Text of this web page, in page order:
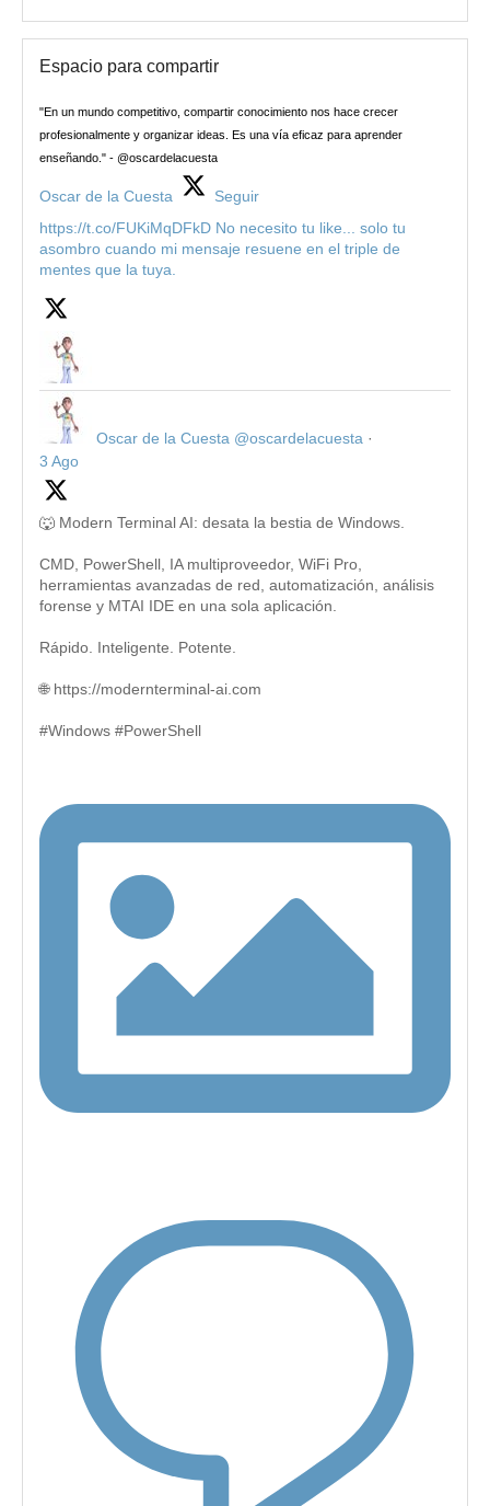
Espacio para compartir
"En un mundo competitivo, compartir conocimiento nos hace crecer
profesionalmente y organizar ideas. Es una vía eficaz para aprender
enseñando." - @oscardelacuesta
Oscar de la Cuesta
Seguir
https://t.co/FUKiMqDFkD No necesito tu like... solo tu
asombro cuando mi mensaje resuene en el triple de
mentes que la tuya.
Oscar de la Cuesta @oscardelacuesta ·
3 Ago
🐺 Modern Terminal AI: desata la bestia de Windows.
CMD, PowerShell, IA multiproveedor, WiFi Pro,
herramientas avanzadas de red, automatización, análisis
forense y MTAI IDE en una sola aplicación.
Rápido. Inteligente. Potente.
🌐 https://modernterminal-ai.com
#Windows #PowerShell